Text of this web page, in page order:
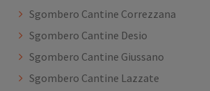
Sgombero Cantine Correzzana
Sgombero Cantine Desio
Sgombero Cantine Giussano
Sgombero Cantine Lazzate